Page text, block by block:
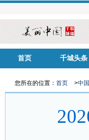
首页 千城头条
您所在的位置： 首页 >中